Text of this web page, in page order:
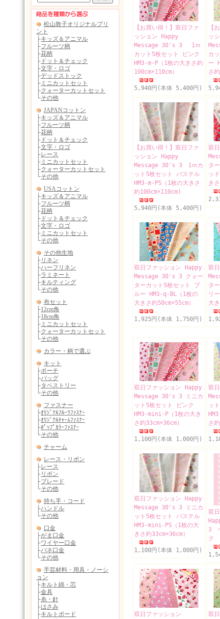
【お買い得！】双日ファ
ッション Happy
Message 30's 3 1ｍ
カット5枚セット ピンク
HM3-m-P（1枚の大きさ約
100cm×110cm）
5,940円(本体 5,400円)
【
ッ
カ
ー
さ
【お買い得！】双日ファ
ッション Happy
Message 30's 3 1ｍカ
ット5枚セット パステル
HM3-m-PS（1枚の大きさ
約100cm×110cm)
5,940円(本体 5,400円)
双
タ
ッ
き
双日ファッション Happy
Message 30's 3 クォー
ターカット5枚セット ブ
ルー HM3-q-BL（1枚の
大きさ約50cm×55cm）
1,925円(本体 1,750円)
双
タ
リ
大
双日ファッション Happy
Message 30's 3 ミニカ
ット5枚セット ピンク
HM3-mini-P（1枚の大き
さ約33cm×36cm）
1,100円(本体 1,000円)
双
ッ
さ
双日ファッション Happy
Message 30's 3 ミニカ
ット5枚セット パステル
HM3-mini-PS（1枚の大
きさ約33cm×36cm）
1,100円(本体 1,000円)
双
3
ク
双日ファッション
双